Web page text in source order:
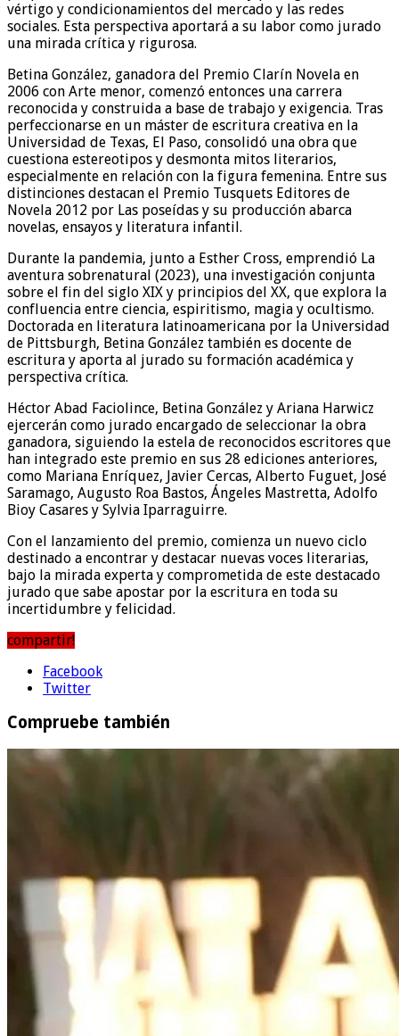
vértigo y condicionamientos del mercado y las redes
sociales. Esta perspectiva aportará a su labor como jurado
una mirada crítica y rigurosa.
Betina González, ganadora del Premio Clarín Novela en
2006 con Arte menor, comenzó entonces una carrera
reconocida y construida a base de trabajo y exigencia. Tras
perfeccionarse en un máster de escritura creativa en la
Universidad de Texas, El Paso, consolidó una obra que
cuestiona estereotipos y desmonta mitos literarios,
especialmente en relación con la figura femenina. Entre sus
distinciones destacan el Premio Tusquets Editores de
Novela 2012 por Las poseídas y su producción abarca
novelas, ensayos y literatura infantil.
Durante la pandemia, junto a Esther Cross, emprendió La
aventura sobrenatural (2023), una investigación conjunta
sobre el fin del siglo XIX y principios del XX, que explora la
confluencia entre ciencia, espiritismo, magia y ocultismo.
Doctorada en literatura latinoamericana por la Universidad
de Pittsburgh, Betina González también es docente de
escritura y aporta al jurado su formación académica y
perspectiva crítica.
Héctor Abad Faciolince, Betina González y Ariana Harwicz
ejercerán como jurado encargado de seleccionar la obra
ganadora, siguiendo la estela de reconocidos escritores que
han integrado este premio en sus 28 ediciones anteriores,
como Mariana Enríquez, Javier Cercas, Alberto Fuguet, José
Saramago, Augusto Roa Bastos, Ángeles Mastretta, Adolfo
Bioy Casares y Sylvia Iparraguirre.
Con el lanzamiento del premio, comienza un nuevo ciclo
destinado a encontrar y destacar nuevas voces literarias,
bajo la mirada experta y comprometida de este destacado
jurado que sabe apostar por la escritura en toda su
incertidumbre y felicidad.
compartir!
Facebook
Twitter
Compruebe también